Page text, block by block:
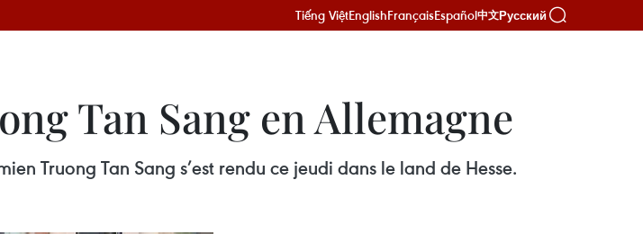
Tiếng ViệtEnglishFrançaisEspañol中文Русский
Tan Sang en Allemagne
Truong Tan Sang s’est rendu ce jeudi dans le land de Hesse.